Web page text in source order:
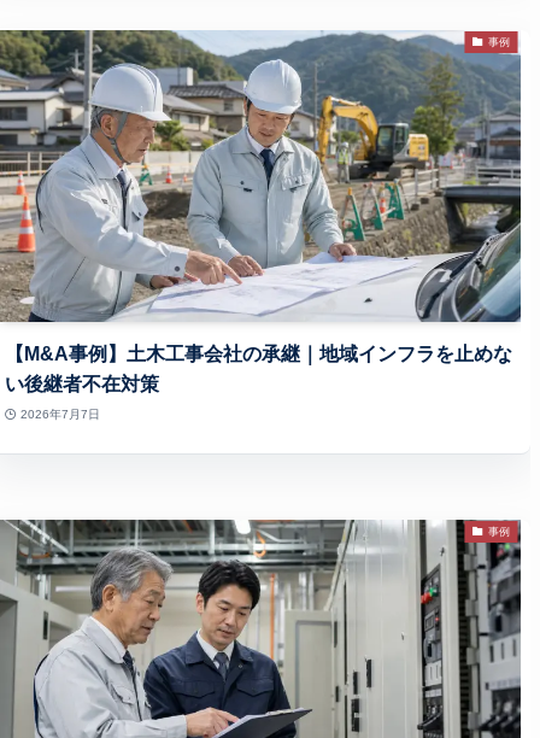
事例
【M&A事例】土木工事会社の承継｜地域インフラを止めな
い後継者不在対策
2026年7月7日
事例